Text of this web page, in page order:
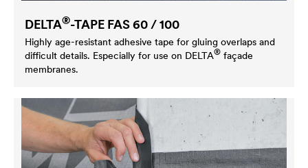
DELTA®-TAPE FAS 60 / 100
Highly age-resistant adhesive tape for gluing overlaps and
difficult details. Especially for use on DELTA® façade
membranes.